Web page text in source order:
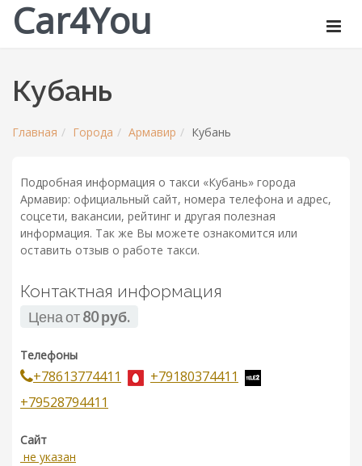
Car4You
Кубань
Главная Города Армавир Кубань
Подробная информация о такси «Кубань» города
Армавир: официальный сайт, номера телефона и адрес,
соцсети, вакансии, рейтинг и другая полезная
информация. Так же Вы можете ознакомится или
оставить отзыв о работе такси.
Контактная информация
Цена от80 руб.
Телефоны
+78613774411
+79180374411
+79528794411
Сайт
не указан